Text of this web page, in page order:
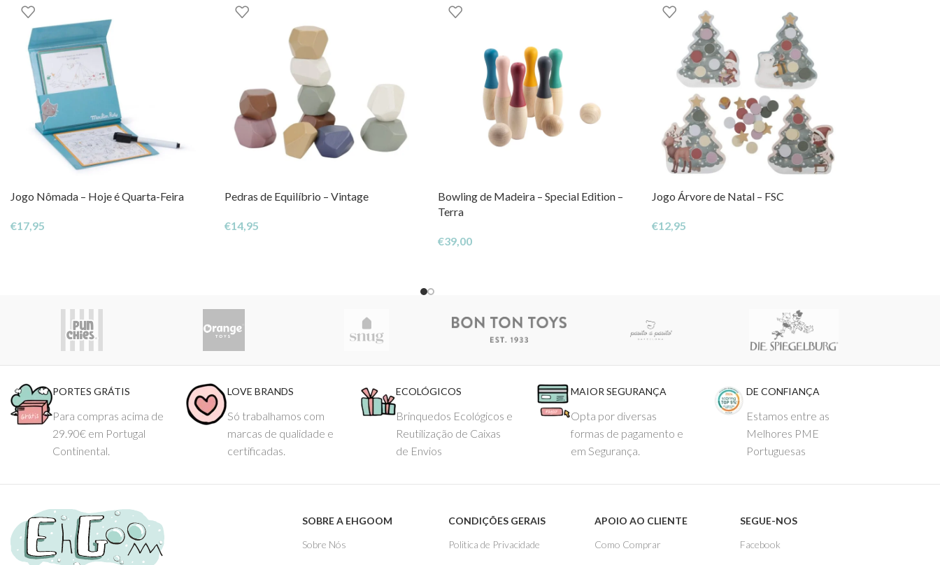
Jogo Nômada – Hoje é Quarta-Feira
€17,95
Pedras de Equilíbrio – Vintage
€14,95
Bowling de Madeira – Special Edition –
Terra
€39,00
Jogo Árvore de Natal – FSC
€12,95
PORTES GRÁTIS
Para compras acima de
29.90€ em Portugal
Continental.
LOVE BRANDS
Só trabalhamos com
marcas de qualidade e
certificadas.
ECOLÓGICOS
Brinquedos Ecológicos e
Reutilização de Caixas
de Envios
MAIOR SEGURANÇA
Opta por diversas
formas de pagamento e
em Segurança.
DE CONFIANÇA
Estamos entre as
Melhores PME
Portuguesas
SOBRE A EHGOOM
Sobre Nós
CONDIÇÕES GERAIS
Politica de Privacidade
APOIO AO CLIENTE
Como Comprar
SEGUE-NOS
Facebook